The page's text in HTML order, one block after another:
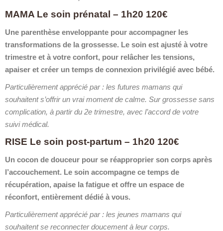
MAMA Le soin prénatal – 1h20 120€
Une parenthèse enveloppante pour accompagner les
transformations de la grossesse. Le soin est ajusté à votre
trimestre et à votre confort, pour relâcher les tensions,
apaiser et créer un temps de connexion privilégié avec bébé.
Particulièrement apprécié par : les futures mamans qui
souhaitent s’offrir un vrai moment de calme. Sur grossesse sans
complication, à partir du 2e trimestre, avec l’accord de votre
suivi médical.
RISE Le soin post-partum – 1h20 120€
Un cocon de douceur pour se réapproprier son corps après
l’accouchement. Le soin accompagne ce temps de
récupération, apaise la fatigue et offre un espace de
réconfort, entièrement dédié à vous.
Particulièrement apprécié par : les jeunes mamans qui
souhaitent se reconnecter doucement à leur corps.